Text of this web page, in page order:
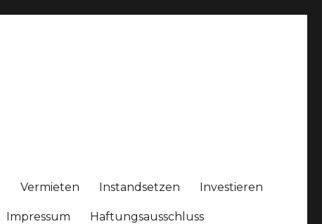
Vermieten Instandsetzen Investieren
Impressum Haftungsausschluss